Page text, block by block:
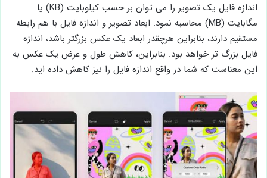
اندازه فایل یک تصویر را می توان بر حسب کیلوبایت (KB) یا
مگابایت (MB) محاسبه نمود. ابعاد تصویر و اندازه فایل با هم رابطه
مستقیم دارند، بنابراین هرچقدر ابعاد یک عکس بزرگتر باشد، اندازه
فایل بزرگ تر خواهد بود. بنابراین، کاهش طول و عرض یک عکس به
این معناست که شما در واقع اندازه فایل را نیز کاهش داده اید.